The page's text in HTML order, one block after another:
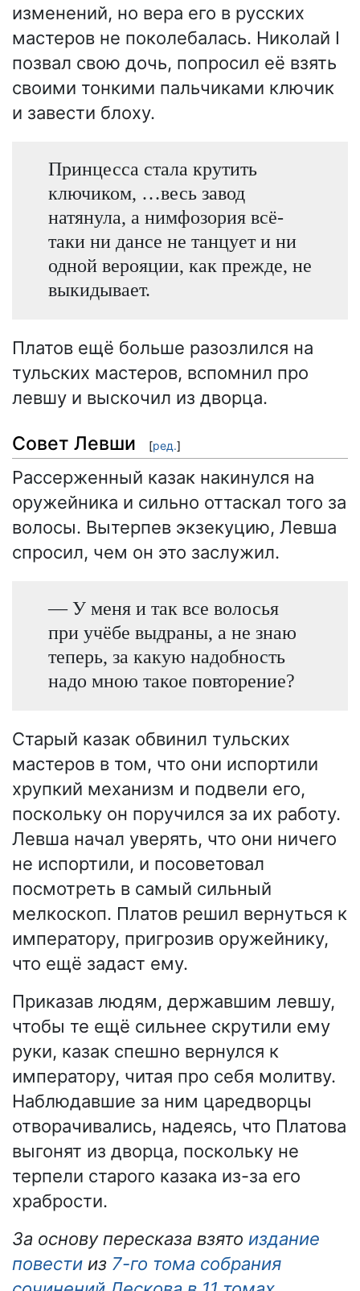
изменений, но вера его в русских
мастеров не поколебалась. Николай I
позвал свою дочь, попросил её взять
своими тонкими пальчиками ключик
и завести блоху.
Принцесса стала крутить
ключиком, …весь завод
натянула, а нимфозория всё-
таки ни дансе не танцует и ни
одной верояции, как прежде, не
выкидывает.
Платов ещё больше разозлился на
тульских мастеров, вспомнил про
левшу и выскочил из дворца.
Совет Левши [ред.]
Рассерженный казак накинулся на
оружейника и сильно оттаскал того за
волосы. Вытерпев экзекуцию, Левша
спросил, чем он это заслужил.
— У меня и так все волосья
при учёбе выдраны, а не знаю
теперь, за какую надобность
надо мною такое повторение?
Старый казак обвинил тульских
мастеров в том, что они испортили
хрупкий механизм и подвели его,
поскольку он поручился за их работу.
Левша начал уверять, что они ничего
не испортили, и посоветовал
посмотреть в самый сильный
мелкоскоп. Платов решил вернуться к
императору, пригрозив оружейнику,
что ещё задаст ему.
Приказав людям, державшим левшу,
чтобы те ещё сильнее скрутили ему
руки, казак спешно вернулся к
императору, читая про себя молитву.
Наблюдавшие за ним царедворцы
отворачивались, надеясь, что Платова
выгонят из дворца, поскольку не
терпели старого казака из-за его
храбрости.
За основу пересказа взято издание
повести из 7-го тома собрания